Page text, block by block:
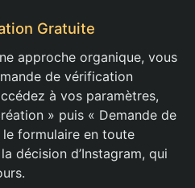
Gratuite
approche organique, vous
de vérification
à vos paramètres,
» puis « Demande de
formulaire en toute
décision d’Instagram, qui